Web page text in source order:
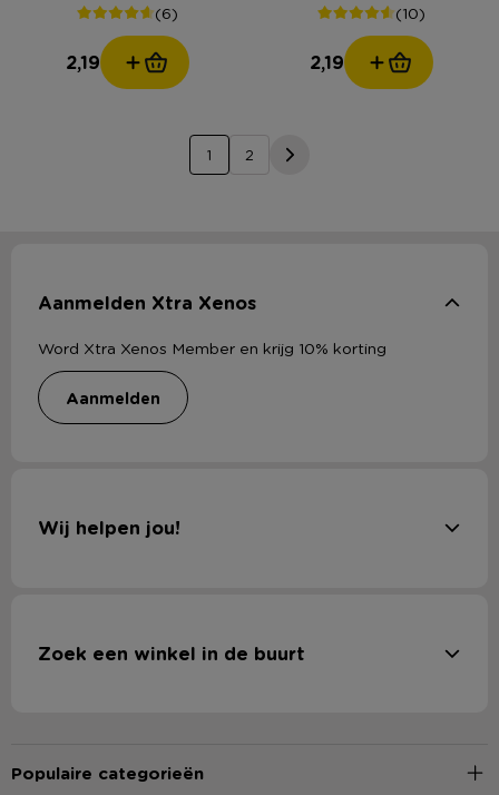
(6)
2,19
(10)
2,19
1 2
Aanmelden Xtra Xenos
Word Xtra Xenos Member en krijg 10% korting
aanmelden
Wij helpen jou!
Zoek een winkel in de buurt
Populaire categorieën